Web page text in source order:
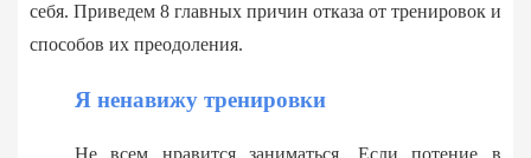
себя. Приведем 8 главных причин отказа от тренировок и
способов их преодоления.
Я ненавижу тренировки
Не всем нравится заниматься. Если потение в